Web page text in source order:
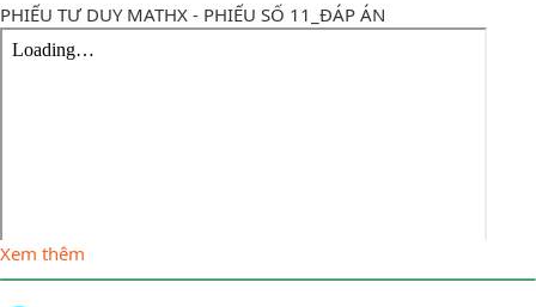
PHIẾU TƯ DUY MATHX - PHIẾU SỐ 11_ĐÁP ÁN
Xem thêm